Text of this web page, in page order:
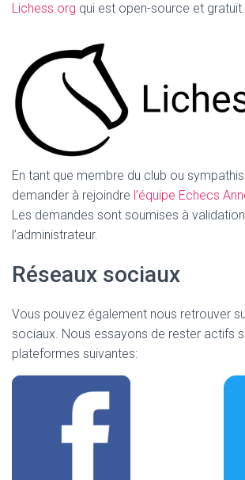
Lichess.org qui est open-source et gratuit.
En tant que membre du club ou
demander à rejoindre l’équipe Echecs
Les demandes sont soumises à
l’administrateur.
Réseaux sociaux
Vous pouvez également nous retrouver
sociaux. Nous essayons de rester actifs
plateformes suivantes: